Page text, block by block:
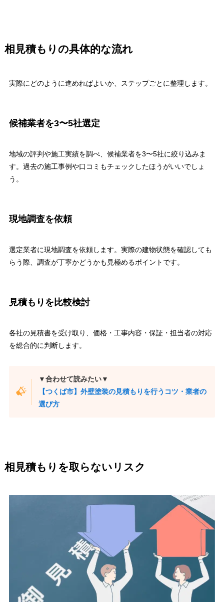
相見積もりの具体的な流れ
実際にどのように進めればよいか、ステップごとに整理します。
候補業者を3〜5社選定
地域の評判や施工実績を調べ、候補業者を3〜5社に絞り込みま
す。過去の施工事例や口コミもチェックしたほうがいいでしょ
う。
現地調査を依頼
選定業者に現地調査を依頼します。実際の建物状態を確認しても
らう際、調査が丁寧かどうかも見極めるポイントです。
見積もりを比較検討
各社の見積書を受け取り、価格・工事内容・保証・担当者の対応
を総合的に判断します。
▼合わせて読みたい▼
【つくば市】外壁塗装の見積もりを行うコツ・業者の
選び方
相見積もりを取らないリスク